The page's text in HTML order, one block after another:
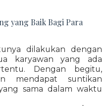
yang Baik Bagi Para
dilakukan dengan
karyawan yang ada
Dengan begitu,
mendapat suntikan
sama dalam waktu